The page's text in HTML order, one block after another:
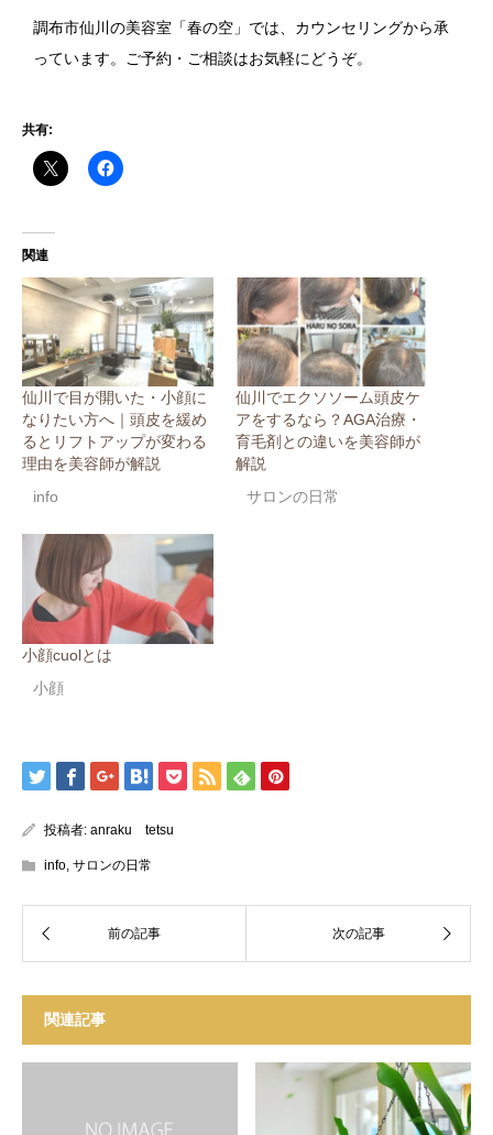
調布市仙川の美容室「春の空」では、カウンセリングから承
っています。ご予約・ご相談はお気軽にどうぞ。
共有:
関連
仙川で目が開いた・小顔に
なりたい方へ｜頭皮を緩め
るとリフトアップが変わる
理由を美容師が解説
info
仙川でエクソソーム頭皮ケ
アをするなら？AGA治療・
育毛剤との違いを美容師が
解説
サロンの日常
小顔cuolとは
小顔
投稿者: anraku tetsu
info サロンの日常
関連記事